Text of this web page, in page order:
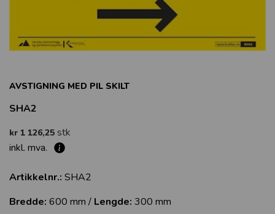
AVSTIGNING MED PIL SKILT
SHA2
kr 1 126,25 stk
inkl. mva.
Artikkelnr.: SHA2
Bredde: 600 mm / Lengde: 300 mm